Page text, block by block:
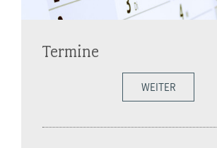
Termine
WEITER